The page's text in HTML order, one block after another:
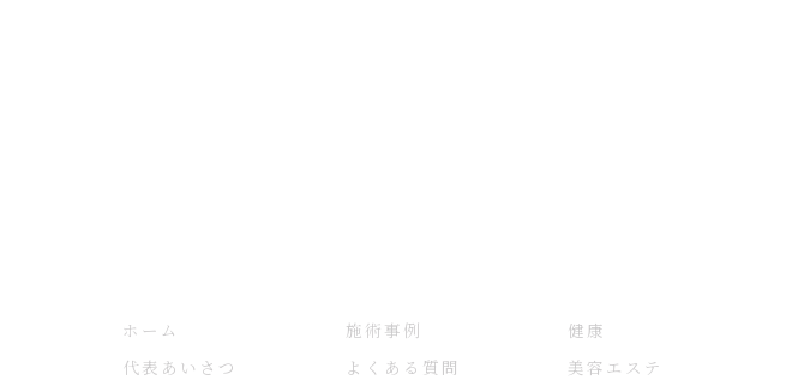
ホーム
代表あいさつ
施術事例
よくある質問
健康
美容エステ